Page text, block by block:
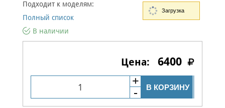
Подходит к моделям:
Полный список
В наличии
6400
В КОРЗИНУ
Загрузка